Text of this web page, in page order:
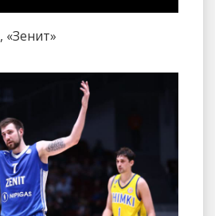
, «Зенит»